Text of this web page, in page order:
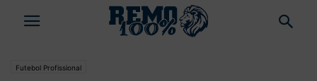
Futebol Profissional